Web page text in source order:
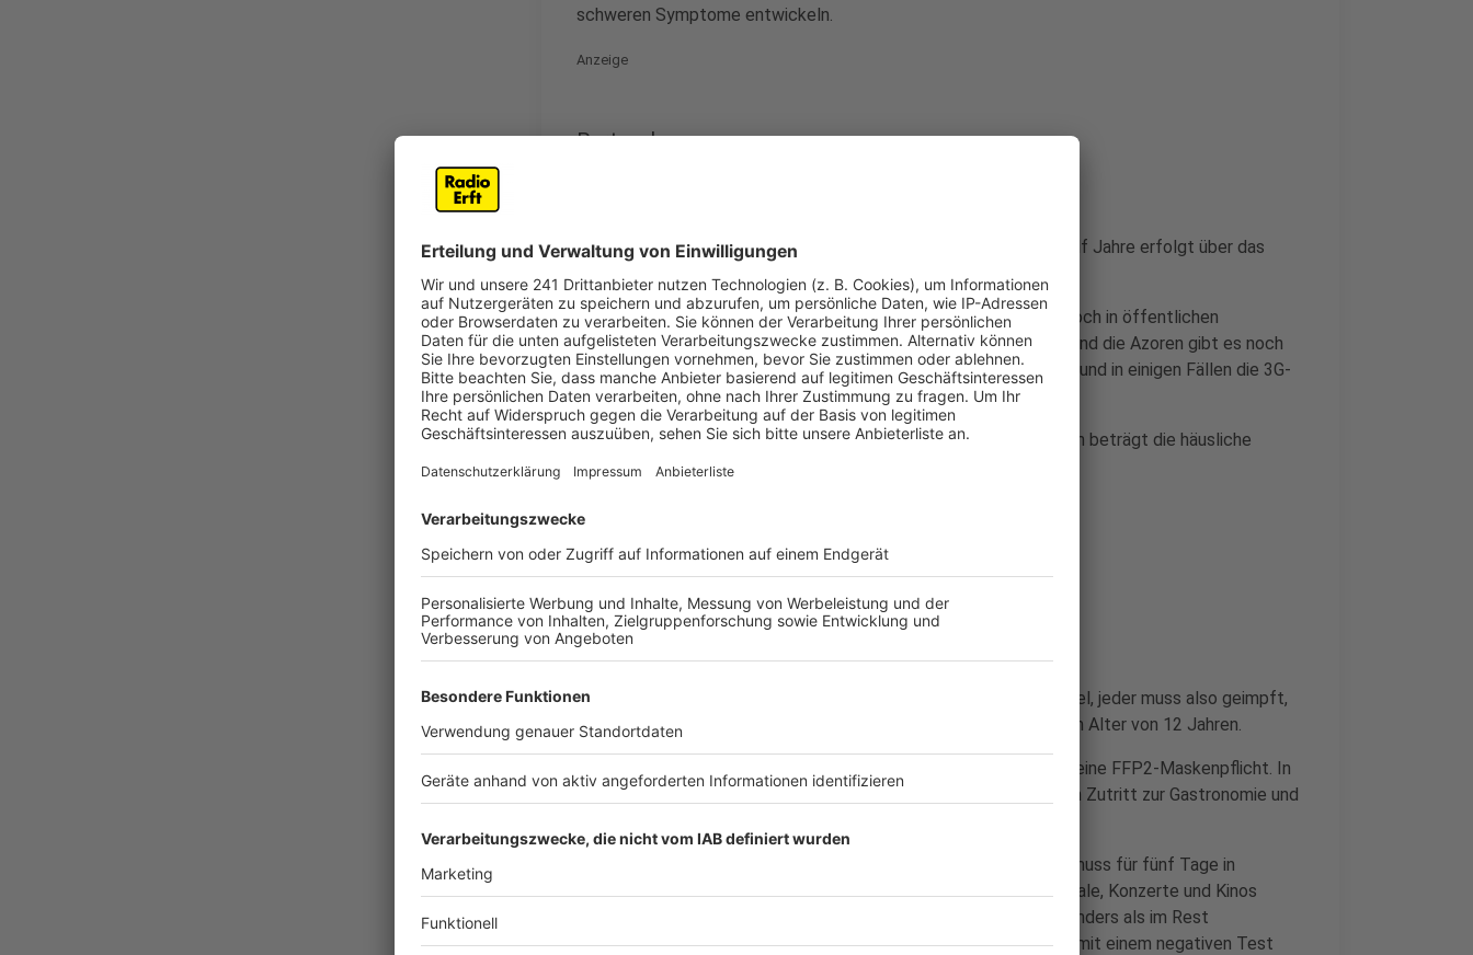
schweren Symptome entwickeln.
Anzeige
Portugal
Einreisebeschränkungen:Die Reiseanmeldung für alle über zwölf Jahre erfolgt über das
Portal "Passenger Locator Form - Flight Information".
Alltagsbeschränkungen:Maskenpflicht herrscht auch hier nur noch in öffentlichen
Innenräumen sowie in öffentlichen Verkehrsmitteln. Für Madeira und die Azoren gibt es noch
einige Sonderregelungen wie etwa einen Gesundheitsfragebogen und in einigen Fällen die 3G-
Regel.
Was passiert bei einer Infektion:Im Falle einer Corona-Infektion beträgt die häusliche
Quarantänepflicht sieben Tage.
Österreich
Anzeige
Einreisebeschränkungen:
Für die Einreise gilt weiter die 3G-Regel, jeder muss also geimpft,
genesen oder getestet sein. Ausnahmen gelten für Kinder bis zum Alter von 12 Jahren.
Im Land herrscht in allen Innenräumen eine FFP2-Maskenpflicht. In
Wien ist zusätzlich weiter die 2G-Regel in Kraft - und zwar für den Zutritt zur Gastronomie und
Wer sich mit Corona infiziert muss für fünf Tage in
Isolation. Danach dürfen Betroffene fünf weitere Tage keine Lokale, Konzerte und Kinos
besuchen - es sei denn sie haben sich freigetestet. In Wien gilt, anders als im Rest
Österreichs, eine Isolation von zehn Tagen. Auch diese kann aber mit einem negativen Test